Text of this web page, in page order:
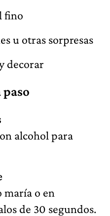
fino
u otras sorpresas
decorar
paso
alcohol para
maría o en
de 30 segundos.